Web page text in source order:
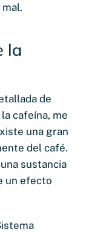
la
de
cafeína, me
una gran
del café.
sustancia
un efecto